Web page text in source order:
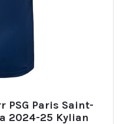
PSG Paris Saint-
2024-25 Kylian